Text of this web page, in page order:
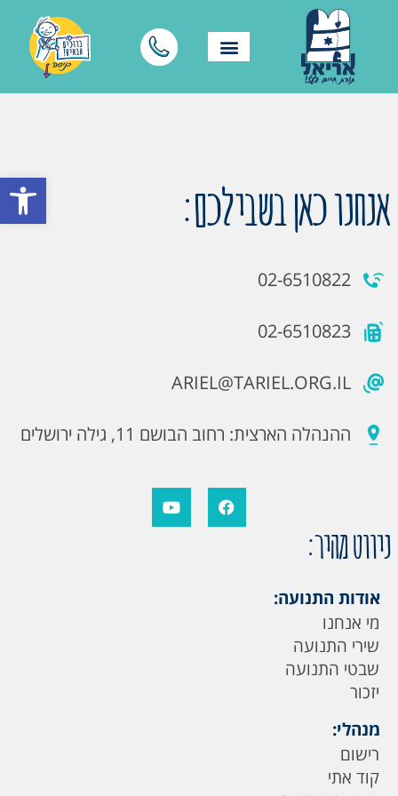
פתח אנחנו כאן בשבילכם:
02-6510822
02-6510823
ARIEL@TARIEL.ORG.IL
ההנהלה הארצית: רחוב הבושם 11, גילה ירושלים
ניווט מהיר:
אודות התנועה:
מי אנחנו
שירי התנועה
שבטי התנועה
יזכור
מנהלי:
רישום
קוד אתי